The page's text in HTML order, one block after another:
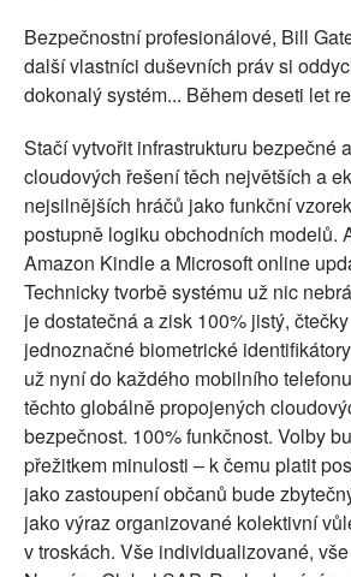
Bezpečnostní profesionálové, Bill
další vlastníci duševních práv si
dokonalý systém... Během deseti let
Stačí vytvořit infrastrukturu bezpečné
cloudových řešení těch největších a
nejsilnějších hráčů jako funkční
postupně logiku obchodních modelů.
Amazon Kindle a Microsoft online
Technicky tvorbě systému už nic
je dostatečná a zisk 100% jistý,
jednoznačné biometrické
už nyní do každého mobilního
těchto globálně propojených
bezpečnost. 100% funkčnost. Volby
přežitkem minulosti – k čemu platit
jako zastoupení občanů bude
jako výraz organizované kolektivní
v troskách. Vše individualizované,